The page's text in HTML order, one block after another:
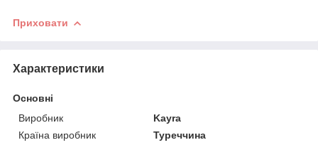
Приховати
Характеристики
Основні
Виробник
Kayra
Країна виробник
Туреччина